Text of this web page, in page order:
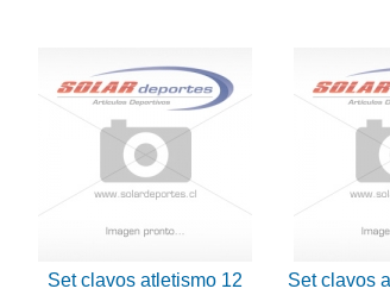
Set clavos atletismo 12
Set clavos